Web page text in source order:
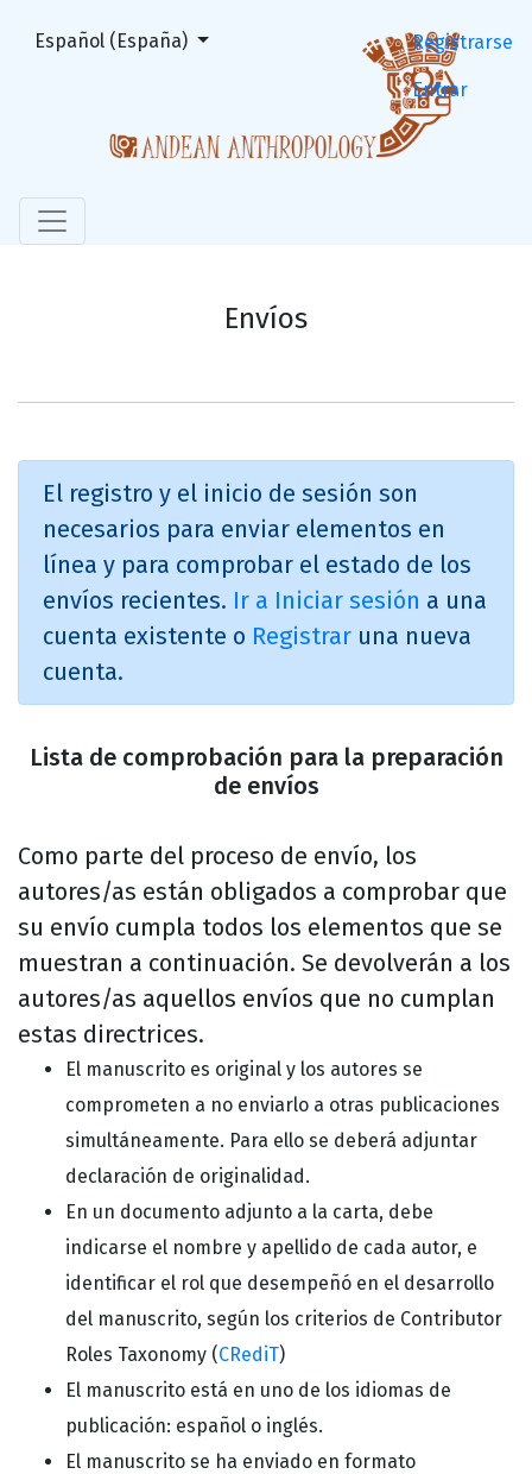
Registrarse
Entrar
Cambiar el idioma. El actual es:
Español (España)
Envíos
El registro y el inicio de sesión son
necesarios para enviar elementos en
línea y para comprobar el estado de los
envíos recientes. Ir a Iniciar sesión a una
cuenta existente o Registrar una nueva
cuenta.
Lista de comprobación para la preparación
de envíos
Como parte del proceso de envío, los
autores/as están obligados a comprobar que
su envío cumpla todos los elementos que se
muestran a continuación. Se devolverán a los
autores/as aquellos envíos que no cumplan
estas directrices.
El manuscrito es original y los autores se
comprometen a no enviarlo a otras publicaciones
simultáneamente. Para ello se deberá adjuntar
declaración de originalidad.
En un documento adjunto a la carta, debe
indicarse el nombre y apellido de cada autor, e
identificar el rol que desempeñó en el desarrollo
del manuscrito, según los criterios de Contributor
Roles Taxonomy (CRediT)
El manuscrito está en uno de los idiomas de
publicación: español o inglés.
El manuscrito se ha enviado en formato